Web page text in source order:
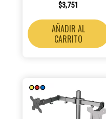
$3,751
AÑADIR AL
CARRITO